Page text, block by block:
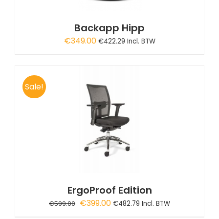
Backapp Hipp
€349.00 €422.29 Incl. BTW
Sale!
ErgoProof Edition
€599.00 Oorspronkelijke
€399.00Huidige
€482.79 Incl. BTW